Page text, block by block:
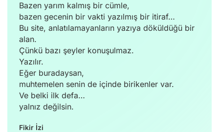
Bazen yarım kalmış bir cümle,
bazen gecenin bir vakti yazılmış bir itiraf…
Bu site, anlatılamayanların yazıya döküldüğü bir
alan.
Çünkü bazı şeyler konuşulmaz.
Yazılır.
Eğer buradaysan,
muhtemelen senin de içinde birikenler var.
Ve belki ilk defa…
yalnız değilsin.
Fikir İzi